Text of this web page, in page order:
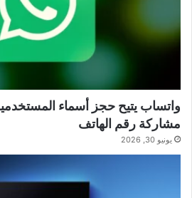
واتساب يتيح حجز أسماء
مشاركة رقم الهاتف
يونيو 30, 2026